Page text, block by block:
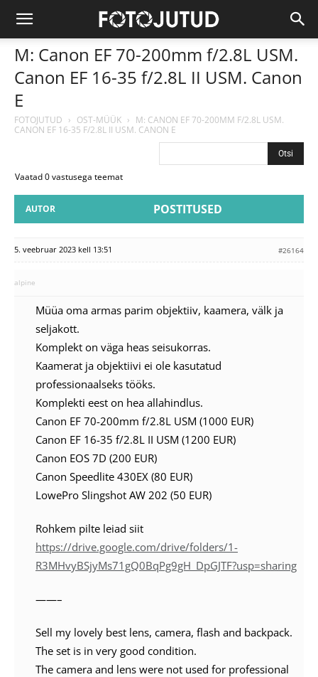
M: Canon EF 70-200mm f/2.8L USM.
Canon EF 16-35 f/2.8L II USM. Canon
E
FOTOJUTUD › OST-MÜÜK › M: CANON EF 70-200MM F/2.8L USM.
CANON EF 16-35 F/2.8L II USM. CANON E
Vaatad 0 vastusega teemat
AUTOR POSTITUSED
5. veebruar 2023 kell 13:51 #26164
alpine
Müüa oma armas parim objektiiv, kaamera, välk ja
seljakott.
Komplekt on väga heas seisukorras.
Kaamerat ja objektiivi ei ole kasutatud
professionaalseks tööks.
Komplekti eest on hea allahindlus.
Canon EF 70-200mm f/2.8L USM (1000 EUR)
Canon EF 16-35 f/2.8L II USM (1200 EUR)
Canon EOS 7D (200 EUR)
Canon Speedlite 430EX (80 EUR)
LowePro Slingshot AW 202 (50 EUR)
Rohkem pilte leiad siit
https://drive.google.com/drive/folders/1-
R3MHvyBSjyMs71gQ0BqPg9gH_DpGJTF?usp=sharing
——–
Sell my lovely best lens, camera, flash and backpack.
The set is in very good condition.
The camera and lens were not used for professional